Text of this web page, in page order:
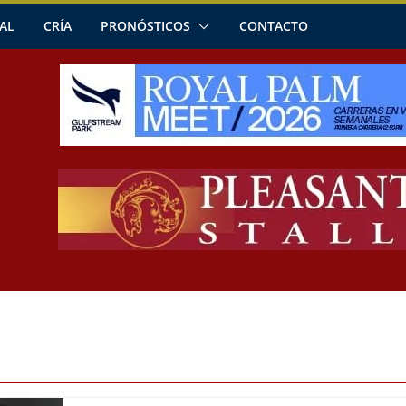
CRÍA PRONÓSTICOS CONTACTO